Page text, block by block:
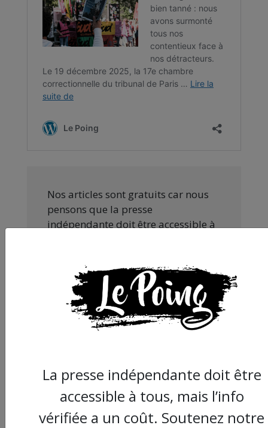
Nos articles sont gratuits car nous
pensons que la presse
indépendante doit être accessible à
qualité nécessite du temps et de
l’argent, surtout quand on refuse
d’être aux ordres de Bolloré et de
ses amis… Pourvu que ça dure ! Ça
tombe bien, ça ne tient qu’à vous :
JE FAIS UN DON
La presse indépendante doit être
accessible à tous, mais l’info
vérifiée a un coût. Soutenez notre